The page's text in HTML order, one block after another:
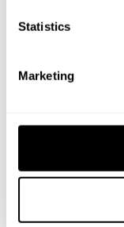
Statistics
Marketing